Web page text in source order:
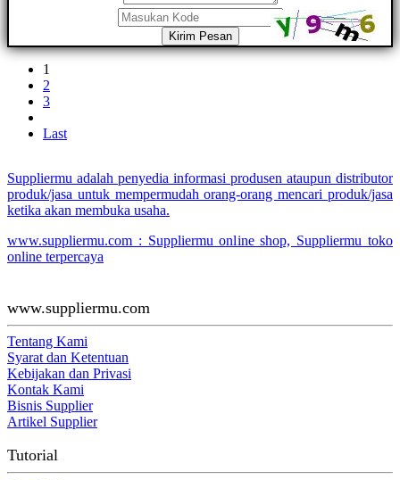
Kirim Pesan
1
2
3
Last
Suppliermu adalah penyedia informasi produsen ataupun distributor
produk/jasa untuk mempermudah orang-orang mencari produk/jasa
ketika akan membuka usaha.
www.suppliermu.com : Suppliermu online shop, Suppliermu toko
online terpercaya
www.suppliermu.com
Tentang Kami
Syarat dan Ketentuan
Kebijakan dan Privasi
Kontak Kami
Bisnis Supplier
Artikel Supplier
Tutorial